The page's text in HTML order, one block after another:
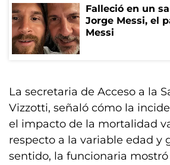
Falleció en un
Jorge Messi, el
Messi
La secretaria de Acceso a la
Vizzotti, señaló cómo la
el impacto de la mortalidad
respecto a la variable edad y
sentido, la funcionaria